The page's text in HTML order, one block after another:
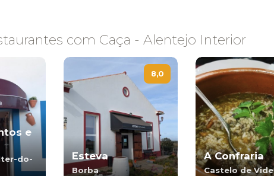
com Caça - Alentejo Interior
e
do-
8,0
Esteva
Borba
A Confraria
Castelo de Vide